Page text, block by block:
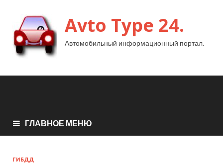
Avto Type 24.
Автомобильный информационный портал.
ГЛАВНОЕ МЕНЮ
ГИБДД